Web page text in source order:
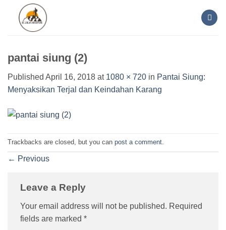
content
pantai siung (2)
Published April 16, 2018 at 1080 × 720 in Pantai Siung:
Menyaksikan Terjal dan Keindahan Karang
Trackbacks are closed, but you can post a comment
← Previous
Leave a Reply
Your email address will not be published. Required
fields are marked *